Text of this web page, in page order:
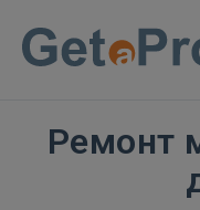
Ремонт